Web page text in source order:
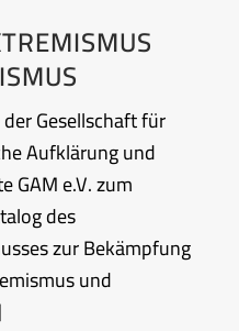
U
Gesellschaft für
Aufklärung und
GAM e.V. zum
des
zur Bekämpfung
und